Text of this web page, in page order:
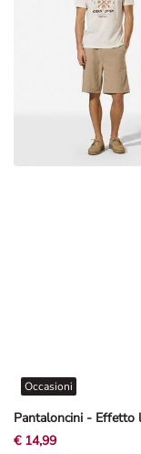
Occasioni
€ 14,99